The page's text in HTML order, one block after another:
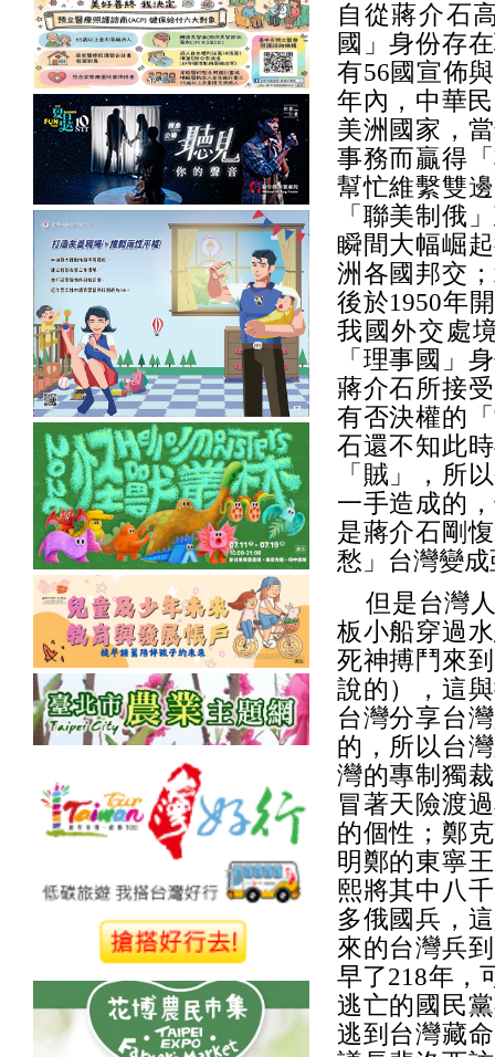
自從蔣介石
國」身份存
有56國宣佈
年內，中華
美洲國家，
事務而贏得
幫忙維繫雙
「聯美制俄
瞬間大幅崛
洲各國邦交
後於1950年
我國外交處
「理事國」
蔣介石所接
有否決權的
石還不知此
「賊」，所
一手造成的
是蔣介石剛
愁」台灣變
但是台灣人
板小船穿過
死神搏鬥來
說的），這
台灣分享台
的，所以台
灣的專制獨
冒著天險渡
的個性；鄭
明鄭的東寧
熙將其中八
多俄國兵，
來的台灣兵
早了218年，
逃亡的國民
逃到台灣藏